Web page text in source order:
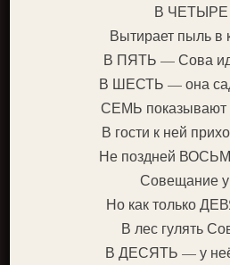
В
Вытирает пыль в
В ПЯТЬ — Сова
В ШЕСТЬ — она
СЕМЬ показывают
В гости к ней
Не поздней
Совещание у
Но как только
В лес гулять
В ДЕСЯТЬ — у